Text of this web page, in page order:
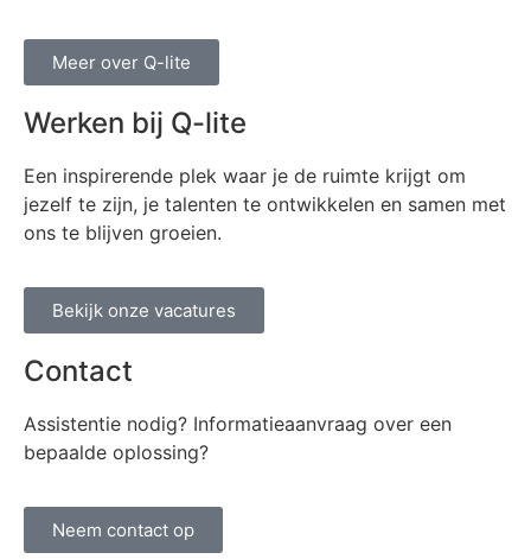
Meer over Q-lite
Werken bij Q-lite
Een inspirerende plek waar je de ruimte krijgt om
jezelf te zijn, je talenten te ontwikkelen en samen met
ons te blijven groeien.
Bekijk onze vacatures
Contact
Assistentie nodig? Informatieaanvraag over een
bepaalde oplossing?
Neem contact op